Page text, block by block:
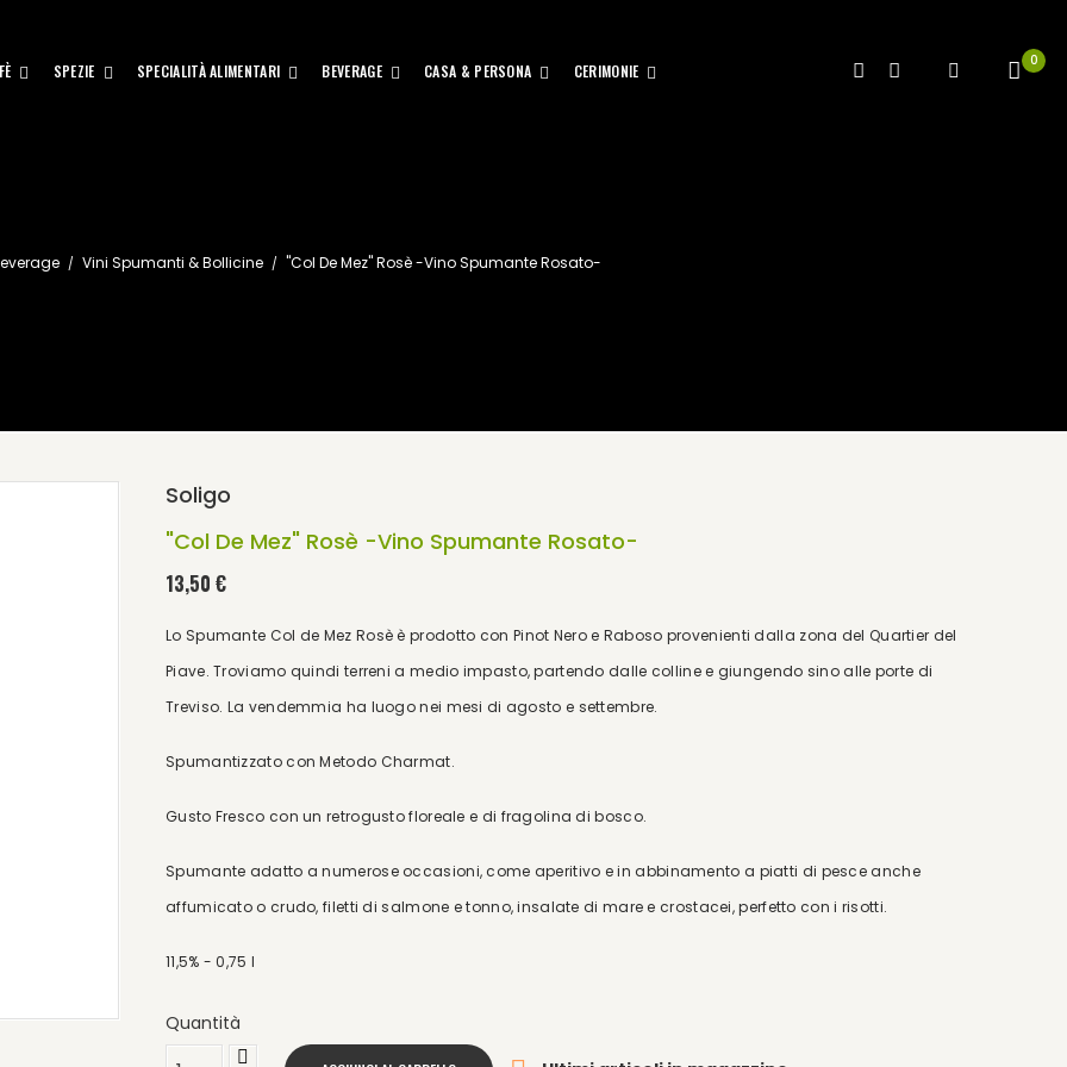
SPEZIE SPECIALITÀ ALIMENTARI BEVERAGE CASA & PERSONA CERIMONIE
0
Vini Spumanti & Bollicine "Col De Mez" Rosè -Vino Spumante Rosato-
Soligo
"Col De Mez" Rosè -Vino Spumante Rosato-
13,50 €
Lo Spumante Col de Mez Rosè è prodotto con Pinot Nero e Raboso provenienti dalla zona del Quartier del
Piave. Troviamo quindi terreni a medio impasto, partendo dalle colline e giungendo sino alle porte di
Treviso. La vendemmia ha luogo nei mesi di agosto e settembre.
Spumantizzato con Metodo Charmat.
Gusto Fresco con un retrogusto floreale e di fragolina di bosco.
Spumante adatto a numerose occasioni, come aperitivo e in abbinamento a piatti di pesce anche
affumicato o crudo, filetti di salmone e tonno, insalate di mare e crostacei, perfetto con i risotti.
11,5% - 0,75 l
Quantità